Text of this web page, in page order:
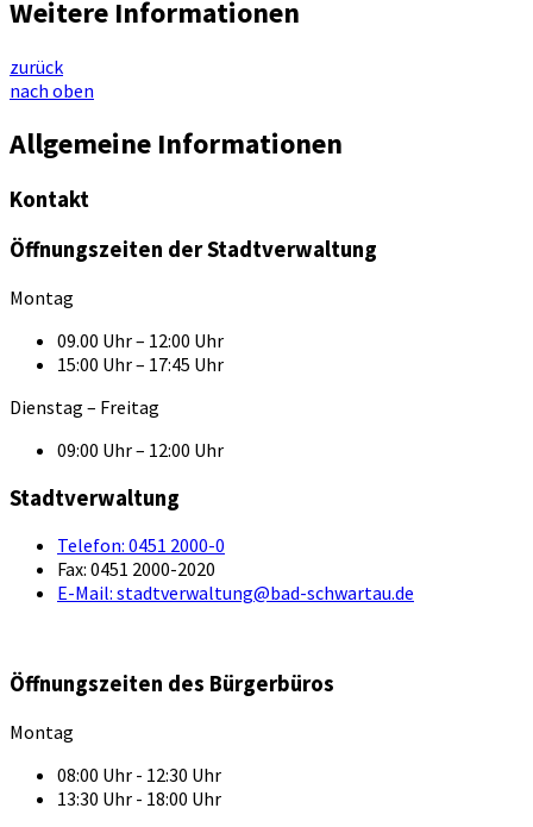
Weitere Informationen
zurück
nach oben
Allgemeine Informationen
Kontakt
Öffnungszeiten der Stadtverwaltung
Montag
09.00 Uhr – 12:00 Uhr
15:00 Uhr – 17:45 Uhr
Dienstag – Freitag
09:00 Uhr – 12:00 Uhr
Stadtverwaltung
Telefon: 0451 2000-0
Fax: 0451 2000-2020
E-Mail: stadtverwaltung@bad-schwartau.de
Öffnungszeiten des Bürgerbüros
Montag
08:00 Uhr - 12:30 Uhr
13:30 Uhr - 18:00 Uhr